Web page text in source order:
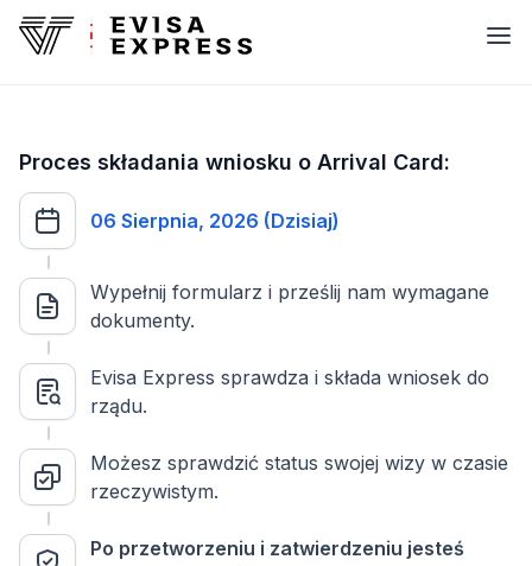
Proces składania wniosku o Arrival Card:
06 Sierpnia, 2026 (Dzisiaj)
Wypełnij formularz i prześlij nam wymagane
dokumenty.
Evisa Express sprawdza i składa wniosek do
rządu.
Możesz sprawdzić status swojej wizy w czasie
rzeczywistym.
Po przetworzeniu i zatwierdzeniu jesteś